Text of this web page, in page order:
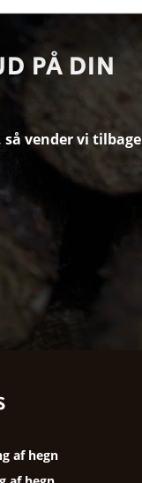
PÅ DIN
vender vi tilbage
af hegn